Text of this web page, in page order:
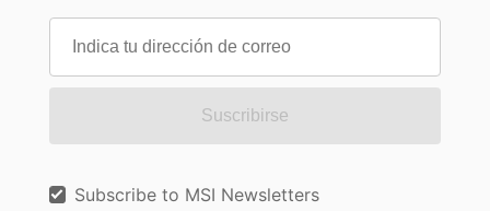
Suscribirse
Subscribe to MSI Newsletters